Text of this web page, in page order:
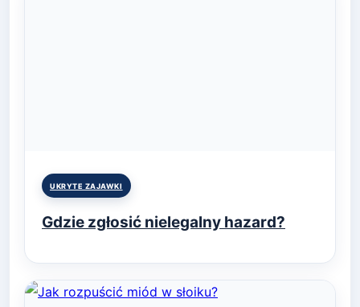
Posted
UKRYTE ZAJAWKI
Gdzie zgłosić nielegalny hazard?